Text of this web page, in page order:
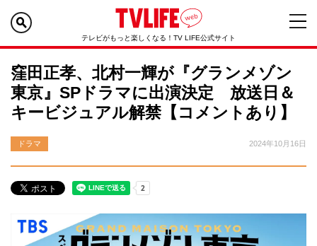
テレビがもっと楽しくなる！TV LIFE公式サイト
窪田正孝、北村一輝が『グランメゾン
東京』SPドラマに出演決定 放送日＆
キービジュアル解禁【コメントあり】
ドラマ 2024年10月16日